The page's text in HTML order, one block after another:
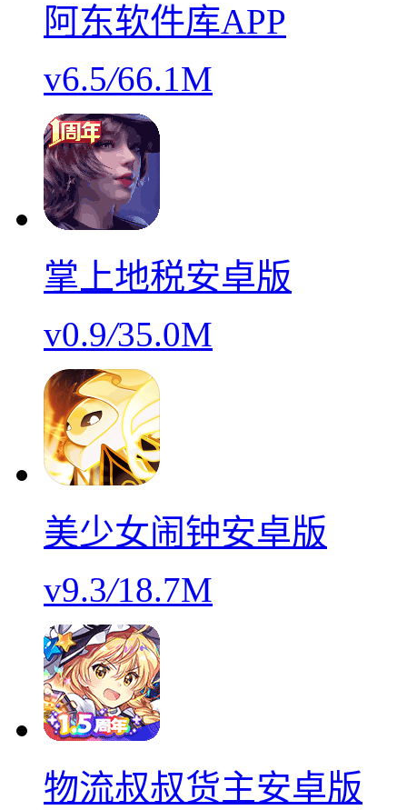
阿东软件库APP
v6.5/66.1M
掌上地税安卓版
v0.9/35.0M
美少女闹钟安卓版
v9.3/18.7M
物流叔叔货主安卓版